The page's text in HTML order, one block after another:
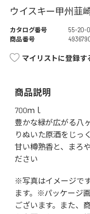
ウイスキー甲州韮
カタログ番号
55-20-
商品番号
マイリストに登録す
商品説明
700ｍｌ
豊かな緑が広がる八
りぬいた原酒をじっ
甘い樽熟香と、まろ
ださい
※写真はイメージで
ます。※パッケージ
ございます。また、